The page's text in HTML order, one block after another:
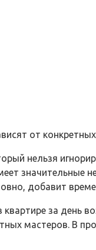
от
нельзя
добавит
за день
мастеров. В